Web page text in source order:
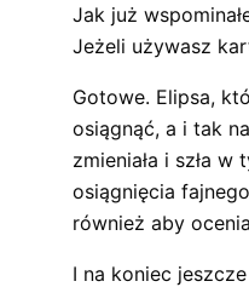
Jak już
Jeżeli używasz
Gotowe. Elipsa,
osiągnąć, a i tak
zmieniała i szła
osiągnięcia
również aby
I na koniec